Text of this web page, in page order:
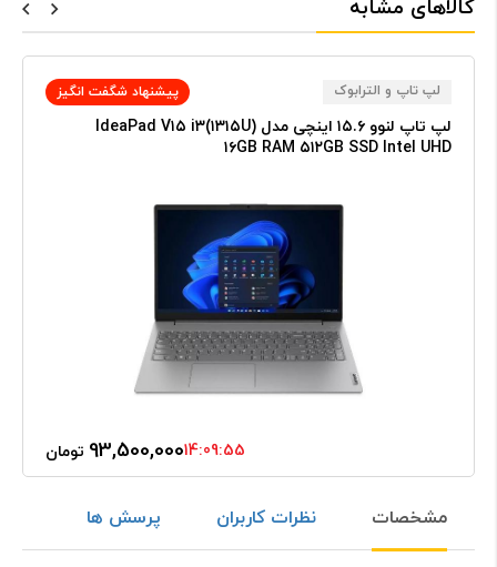
کالاهای مشابه
لپ تاپ و الترابوک پیشنهاد شگفت انگیز
لپ تاپ لنوو ۱۵.۶ اینچی مدل IdeaPad V۱۵ i۳(۱۳۱۵U)
۱۶GB RAM ۵۱۲GB SSD Intel UHD
93,500,000 تومان 14:09:55
مشخصات نظرات کاربران پرسش ها